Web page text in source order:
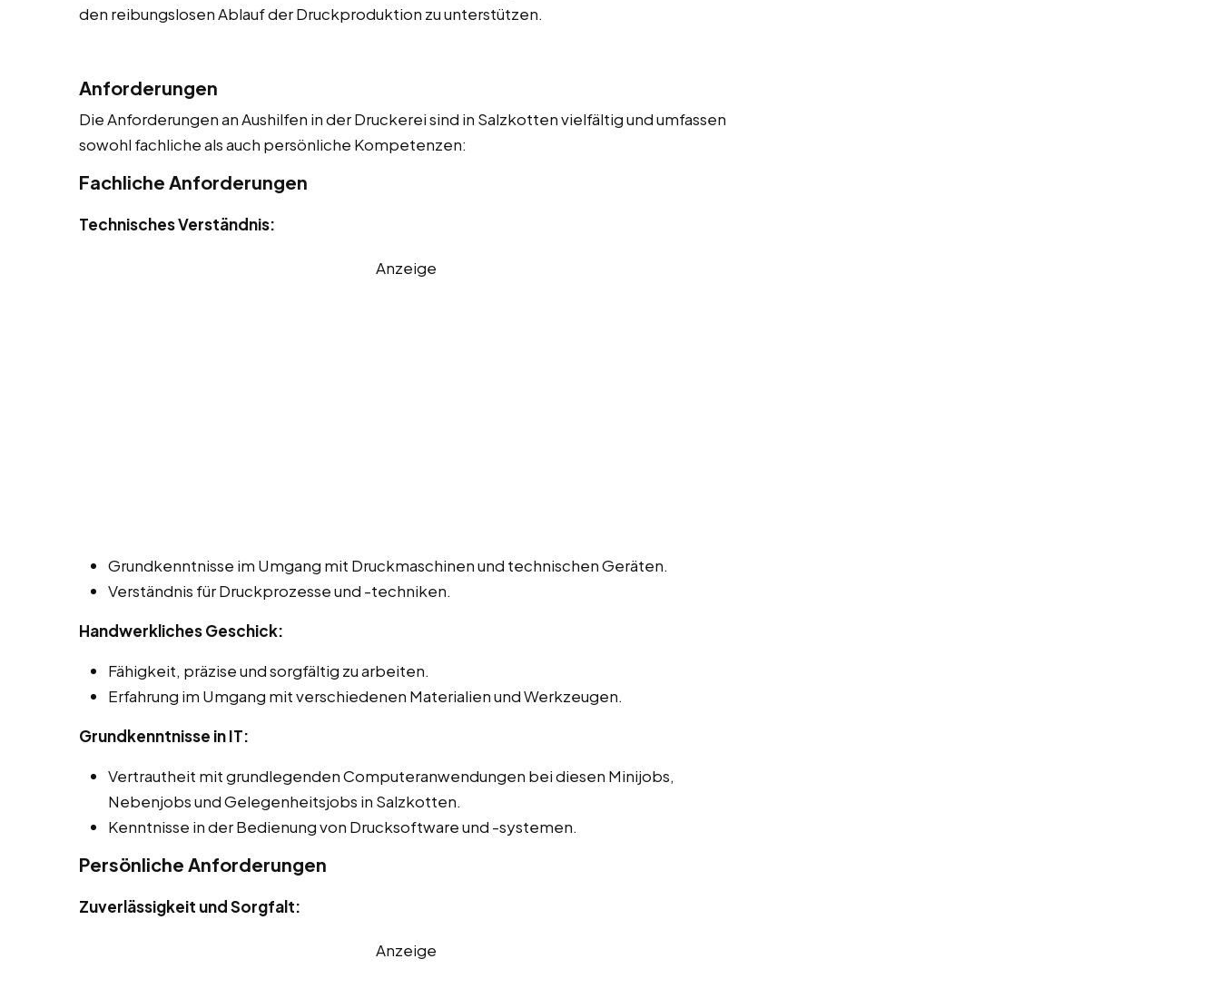
den reibungslosen Ablauf der Druckproduktion zu unterstützen.
Anforderungen
Die Anforderungen an Aushilfen in der Druckerei sind in Salzkotten vielfältig und umfassen
sowohl fachliche als auch persönliche Kompetenzen:
Fachliche Anforderungen
Technisches Verständnis:
Anzeige
Grundkenntnisse im Umgang mit Druckmaschinen und technischen Geräten.
Verständnis für Druckprozesse und -techniken.
Handwerkliches Geschick:
Fähigkeit, präzise und sorgfältig zu arbeiten.
Erfahrung im Umgang mit verschiedenen Materialien und Werkzeugen.
Grundkenntnisse in IT:
Vertrautheit mit grundlegenden Computeranwendungen bei diesen Minijobs,
Nebenjobs und Gelegenheitsjobs in Salzkotten.
Kenntnisse in der Bedienung von Drucksoftware und -systemen.
Persönliche Anforderungen
Zuverlässigkeit und Sorgfalt:
Anzeige